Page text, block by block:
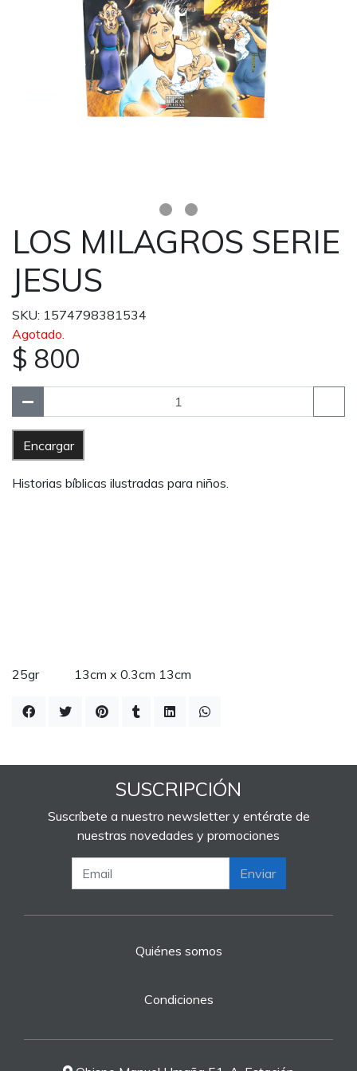
LOS MILAGROS SERIE
JESUS
SKU: 1574798381534
Agotado.
$ 800
Encargar
Historias bíblicas ilustradas para niños.
25gr 13cm x 0.3cm 13cm
SUSCRIPCIÓN
Suscríbete a nuestro newsletter y entérate de
nuestras novedades y promociones
Enviar
Quiénes somos
Condiciones